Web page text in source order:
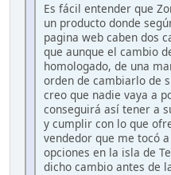
Es fácil entender que
un producto donde
pagina web caben dos
que aunque el cambio
homologado, de una
orden de cambiarlo de
creo que nadie vaya a
conseguirá así tener a
y cumplir con lo que
vendedor que me tocó
opciones en la isla de
dicho cambio antes de